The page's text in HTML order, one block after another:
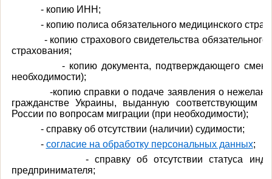
- копию ИНН;
- копию полиса обязательного медицинского
- копию страхового свидетельства обязательного
страхования;
- копию документа, подтверждающего смену
необходимости);
-копию справки о подаче заявления о нежелании
гражданстве Украины, выданную соответствующим
России по вопросам миграции (при необходимости);
- справку об отсутствии (наличии) судимости;
- согласие на обработку персональных данных;
- справку об отсутствии статуса
предпринимателя;